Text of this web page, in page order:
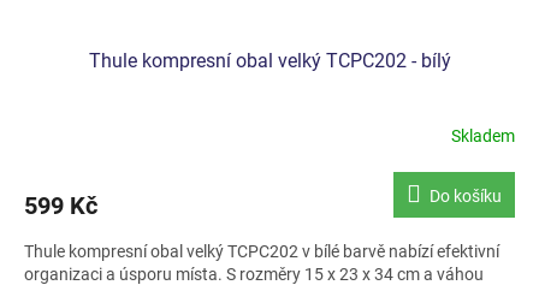
Thule kompresní obal velký TCPC202 - bílý
Skladem
599 Kč Do košíku
Thule kompresní obal velký TCPC202 v bílé barvě nabízí efektivní
organizaci a úsporu místa. S rozměry 15 x 23 x 34 cm a váhou